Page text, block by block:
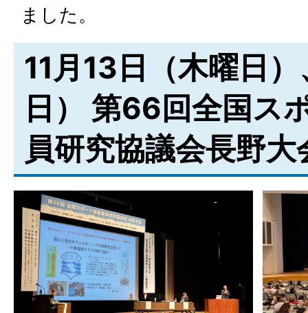
ました。
11月13日（木曜日
日） 第66回全国ス
員研究協議会長野